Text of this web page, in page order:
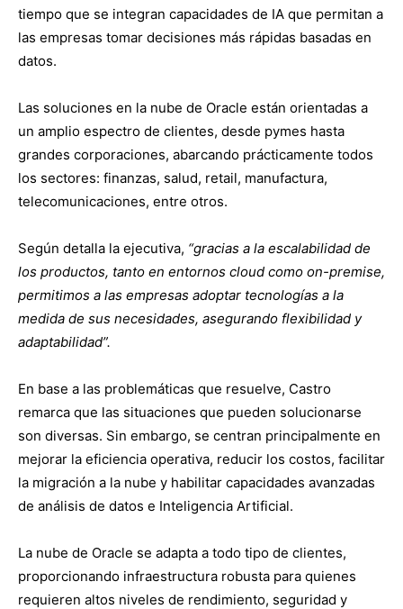
tiempo que se integran capacidades de IA que permitan a
las empresas tomar decisiones más rápidas basadas en
datos.
Las soluciones en la nube de Oracle están orientadas a
un amplio espectro de clientes, desde pymes hasta
grandes corporaciones, abarcando prácticamente todos
los sectores: finanzas, salud, retail, manufactura,
telecomunicaciones, entre otros.
Según detalla la ejecutiva, “gracias a la escalabilidad de
los productos, tanto en entornos cloud como on-premise,
permitimos a las empresas adoptar tecnologías a la
medida de sus necesidades, asegurando flexibilidad y
adaptabilidad”.
En base a las problemáticas que resuelve, Castro
remarca que las situaciones que pueden solucionarse
son diversas. Sin embargo, se centran principalmente en
mejorar la eficiencia operativa, reducir los costos, facilitar
la migración a la nube y habilitar capacidades avanzadas
de análisis de datos e Inteligencia Artificial.
La nube de Oracle se adapta a todo tipo de clientes,
proporcionando infraestructura robusta para quienes
requieren altos niveles de rendimiento, seguridad y